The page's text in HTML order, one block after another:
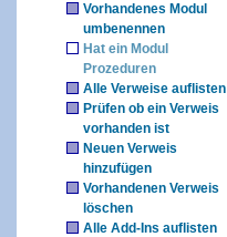
Vorhandenes Modul
umbenennen
Hat ein Modul
Prozeduren
Alle Verweise auflisten
Prüfen ob ein Verweis
vorhanden ist
Neuen Verweis
hinzufügen
Vorhandenen Verweis
löschen
Alle Add-Ins auflisten